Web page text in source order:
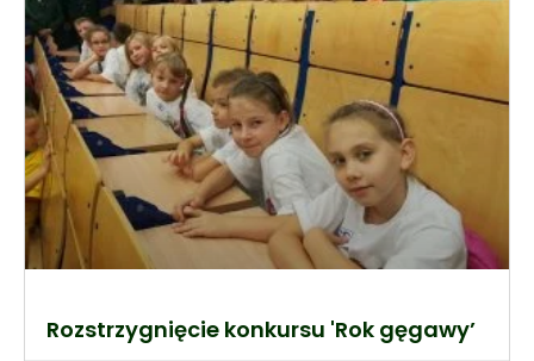
Rozstrzygnięcie konkursu 'Rok gęgawy’